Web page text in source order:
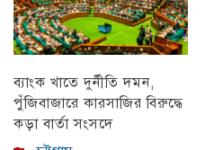
ব্যাংক খাতে দুর্নীতি দমন,
পুঁজিবাজারে কারসাজির বিরুদ্ধে
কড়া বার্তা সংসদে